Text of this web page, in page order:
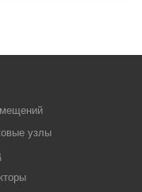
узлы